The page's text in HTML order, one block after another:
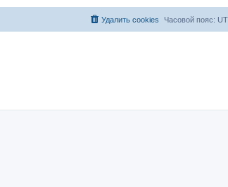
Часовой пояс:
Удалить cookies